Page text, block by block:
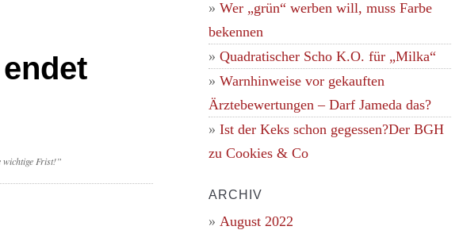
wichtige Frist!”
Wer „grün“ werben will, muss Farbe
bekennen
Quadratischer Scho K.O. für „Milka“
Warnhinweise vor gekauften
Ärztebewertungen – Darf Jameda das?
Ist der Keks schon gegessen?Der BGH
zu Cookies & Co
ARCHIV
August 2022